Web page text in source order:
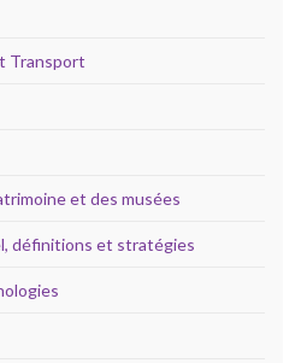
Transport
et des musées
définitions et stratégies